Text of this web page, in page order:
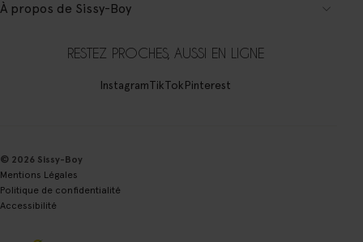
À propos de Sissy-Boy
RESTEZ PROCHES, AUSSI EN LIGNE
InstagramTikTokPinterest
© 2026 Sissy-Boy
Mentions Légales
Politique de confidentialité
Accessibilité